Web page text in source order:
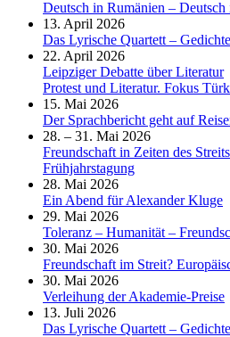
Deutsch in Rumänien – Deutsch
13. April 2026
Das Lyrische Quartett –
22. April 2026
Leipziger Debatte über Literatur
Protest und Literatur. Fokus
15. Mai 2026
Der Sprachbericht geht auf
28. – 31. Mai 2026
Freundschaft in Zeiten des Streits
Frühjahrstagung
28. Mai 2026
Ein Abend für Alexander Kluge
29. Mai 2026
Toleranz – Humanität –
30. Mai 2026
Freundschaft im Streit?
30. Mai 2026
Verleihung der Akademie-Preise
13. Juli 2026
Das Lyrische Quartett –